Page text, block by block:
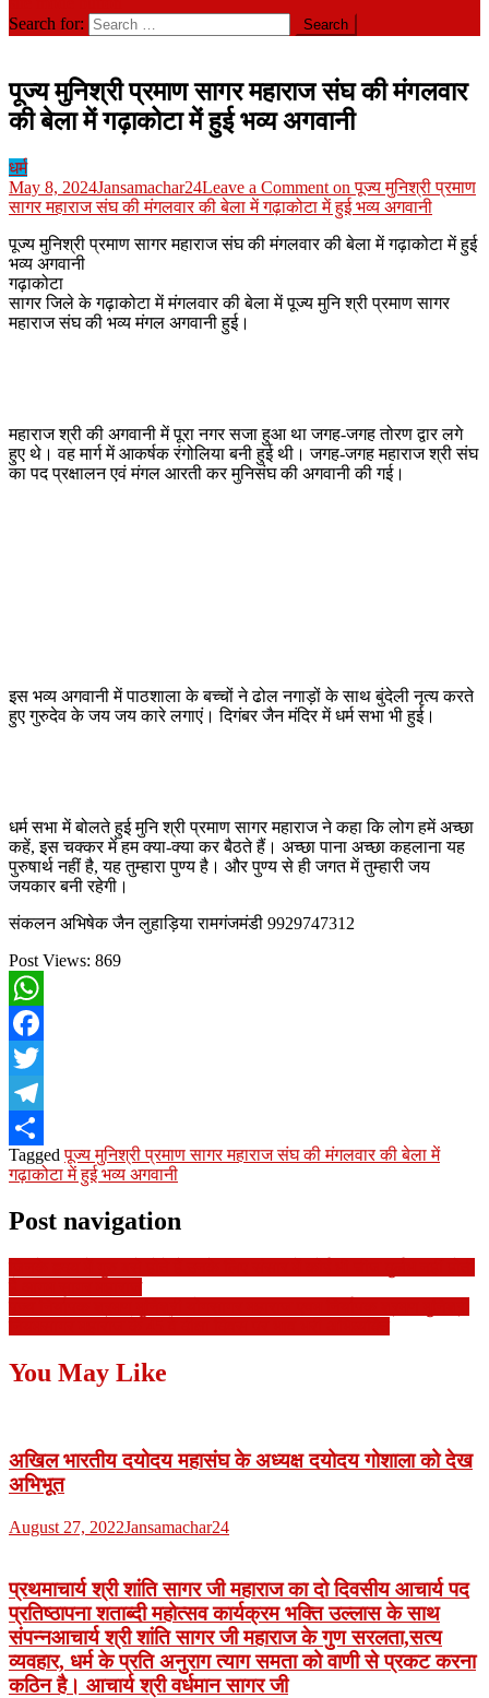
Search for:
पूज्य मुनिश्री प्रमाण सागर महाराज संघ की मंगलवार
की बेला में गढ़ाकोटा में हुई भव्य अगवानी
धर्म
May 8, 2024Jansamachar24Leave a Comment on पूज्य मुनिश्री प्रमाण
सागर महाराज संघ की मंगलवार की बेला में गढ़ाकोटा में हुई भव्य अगवानी
पूज्य मुनिश्री प्रमाण सागर महाराज संघ की मंगलवार की बेला में गढ़ाकोटा में हुई
भव्य अगवानी
गढ़ाकोटा
सागर जिले के गढ़ाकोटा में मंगलवार की बेला में पूज्य मुनि श्री प्रमाण सागर
महाराज संघ की भव्य मंगल अगवानी हुई।
महाराज श्री की अगवानी में पूरा नगर सजा हुआ था जगह-जगह तोरण द्वार लगे
हुए थे। वह मार्ग में आकर्षक रंगोलिया बनी हुई थी। जगह-जगह महाराज श्री संघ
का पद प्रक्षालन एवं मंगल आरती कर मुनिसंघ की अगवानी की गई।
इस भव्य अगवानी में पाठशाला के बच्चों ने ढोल नगाड़ों के साथ बुंदेली नृत्य करते
हुए गुरुदेव के जय जय कारे लगाएं। दिगंबर जैन मंदिर में धर्म सभा भी हुई।
धर्म सभा में बोलते हुई मुनि श्री प्रमाण सागर महाराज ने कहा कि लोग हमें अच्छा
कहें, इस चक्कर में हम क्या-क्या कर बैठते हैं। अच्छा पाना अच्छा कहलाना यह
पुरुषार्थ नहीं है, यह तुम्हारा पुण्य है। और पुण्य से ही जगत में तुम्हारी जय
जयकार बनी रहेगी।
संकलन अभिषेक जैन लुहाड़िया रामगंजमंडी 9929747312
Post Views: 869
WhatsApp
Facebook
Twitter
Telegram
Share
Taggedपूज्य मुनिश्री प्रमाण सागर महाराज संघ की मंगलवार की बेला में
गढ़ाकोटा में हुई भव्य अगवानी
Post navigation
You May Like
अखिल भारतीय दयोदय महासंघ के अध्यक्ष दयोदय गोशाला को देख
अभिभूत
August 27, 2022Jansamachar24
प्रथमाचार्य श्री शांति सागर जी महाराज का दो दिवसीय आचार्य पद
प्रतिष्ठापना शताब्दी महोत्सव कार्यक्रम भक्ति उल्लास के साथ
संपन्नआचार्य श्री शांति सागर जी महाराज के गुण सरलता,सत्य
व्यवहार, धर्म के प्रति अनुराग त्याग समता को वाणी से प्रकट करना
कठिन है। आचार्य श्री वर्धमान सागर जी